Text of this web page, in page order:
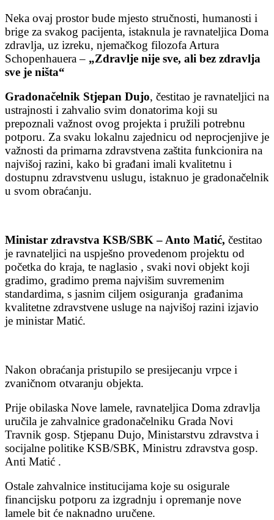
Neka ovaj prostor bude mjesto stručnosti, humanosti i
brige za svakog pacijenta, istaknula je ravnateljica Doma
zdravlja, uz izreku, njemačkog filozofa Artura
Schopenhauera – „Zdravlje nije sve, ali bez zdravlja
sve je ništa“
Gradonačelnik Stjepan Dujo, čestitao je ravnateljici na
ustrajnosti i zahvalio svim donatorima koji su
prepoznali važnost ovog projekta i pružili potrebnu
potporu. Za svaku lokalnu zajednicu od neprocjenjive je
važnosti da primarna zdravstvena zaštita funkcionira na
najvišoj razini, kako bi građani imali kvalitetnu i
dostupnu zdravstvenu uslugu, istaknuo je gradonačelnik
u svom obraćanju.
Ministar zdravstva KSB/SBK – Anto Matić, čestitao
je ravnateljici na uspješno provedenom projektu od
početka do kraja, te naglasio , svaki novi objekt koji
gradimo, gradimo prema najvišim suvremenim
standardima, s jasnim ciljem osiguranja građanima
kvalitetne zdravstvene usluge na najvišoj razini izjavio
je ministar Matić.
Nakon obraćanja pristupilo se presijecanju vrpce i
zvaničnom otvaranju objekta.
Prije obilaska Nove lamele, ravnateljica Doma zdravlja
uručila je zahvalnice gradonačelniku Grada Novi
Travnik gosp. Stjepanu Dujo, Ministarstvu zdravstva i
socijalne politike KSB/SBK, Ministru zdravstva gosp.
Anti Matić .
Ostale zahvalnice institucijama koje su osigurale
financijsku potporu za izgradnju i opremanje nove
lamele bit će naknadno uručene.